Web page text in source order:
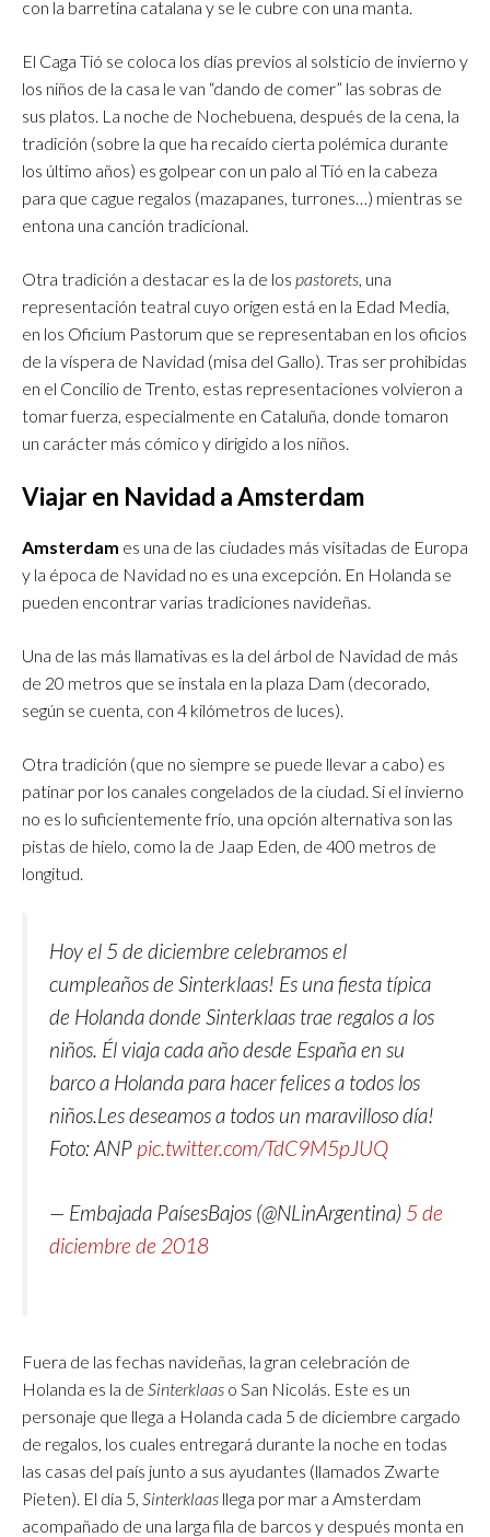
con la barretina catalana y se le cubre con una manta.
El Caga Tió se coloca los días previos al solsticio de invierno y
los niños de la casa le van “dando de comer” las sobras de
sus platos. La noche de Nochebuena, después de la cena, la
tradición (sobre la que ha recaído cierta polémica durante
los último años) es golpear con un palo al Tió en la cabeza
para que cague regalos (mazapanes, turrones…) mientras se
entona una canción tradicional.
Otra tradición a destacar es la de los pastorets, una
representación teatral cuyo origen está en la Edad Media,
en los Oficium Pastorum que se representaban en los oficios
de la víspera de Navidad (misa del Gallo). Tras ser prohibidas
en el Concilio de Trento, estas representaciones volvieron a
tomar fuerza, especialmente en Cataluña, donde tomaron
un carácter más cómico y dirigido a los niños.
Viajar en Navidad a Amsterdam
Amsterdam es una de las ciudades más visitadas de Europa
y la época de Navidad no es una excepción. En Holanda se
pueden encontrar varias tradiciones navideñas.
Una de las más llamativas es la del árbol de Navidad de más
de 20 metros que se instala en la plaza Dam (decorado,
según se cuenta, con 4 kilómetros de luces).
Otra tradición (que no siempre se puede llevar a cabo) es
patinar por los canales congelados de la ciudad. Si el invierno
no es lo suficientemente frío, una opción alternativa son las
pistas de hielo, como la de Jaap Eden, de 400 metros de
longitud.
Hoy el 5 de diciembre celebramos el
cumpleaños de Sinterklaas! Es una fiesta típica
de Holanda donde Sinterklaas trae regalos a los
niños. Él viaja cada año desde España en su
barco a Holanda para hacer felices a todos los
niños.Les deseamos a todos un maravilloso día!
Foto: ANP pic.twitter.com/TdC9M5pJUQ
— Embajada PaísesBajos (@NLinArgentina) 5 de
diciembre de 2018
Fuera de las fechas navideñas la gran celebración de
Holanda es la de Sinterklaas o San Nicolás. Este es un
personaje que llega a Holanda cada 5 de diciembre cargado
de regalos, los cuales entregará durante la noche en todas
las casas del país junto a sus ayudantes (llamados Zwarte
Pieten). El día 5, Sinterklaas llega por mar a Amsterdam
acompañado de una larga fila de barcos y después monta en